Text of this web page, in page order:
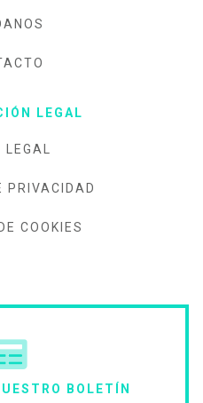
LEGAL
PRIVACIDAD
COOKIES
BOLETÍN